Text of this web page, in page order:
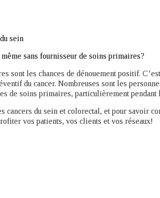
sein
sans fournisseur de soins primaires?
sont les chances de dénouement positif.
du cancer. Nombreuses sont les
de soins primaires, particulièrement pendant
cancers du sein et colorectal, et pour savoir
vos patients, vos clients et vos réseaux!